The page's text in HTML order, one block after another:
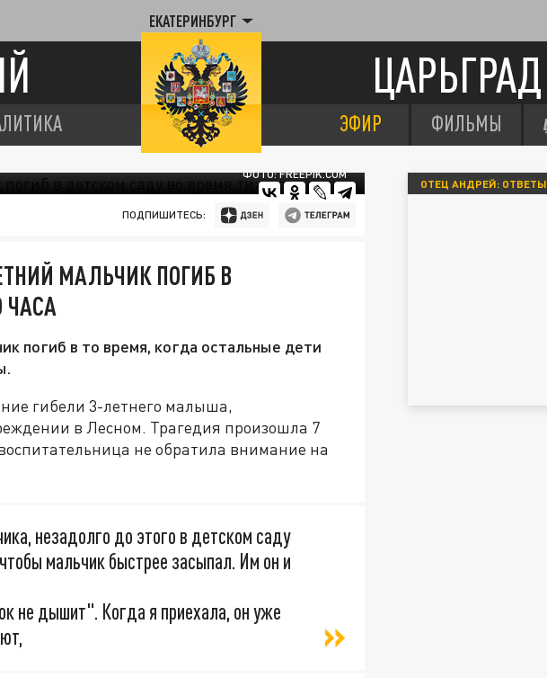
ЕКАТЕРИНБУРГ
ЦАРЬГРАД
ЭФИР ФИЛЬМЫ
ФОТО: FREEPIK.COM
ПОДПИШИТЕСЬ:
МАЛЬЧИК ПОГИБ В
ЧАСА
погиб в то время, когда остальные дети
гибели 3-летнего малыша,
в Лесном. Трагедия произошла 7
не обратила внимание на
незадолго до этого в детском саду
мальчик быстрее засыпал. Им он и
не дышит". Когда я приехала, он уже
ОТЕЦ АНДРЕЙ: ОТВЕТЫ